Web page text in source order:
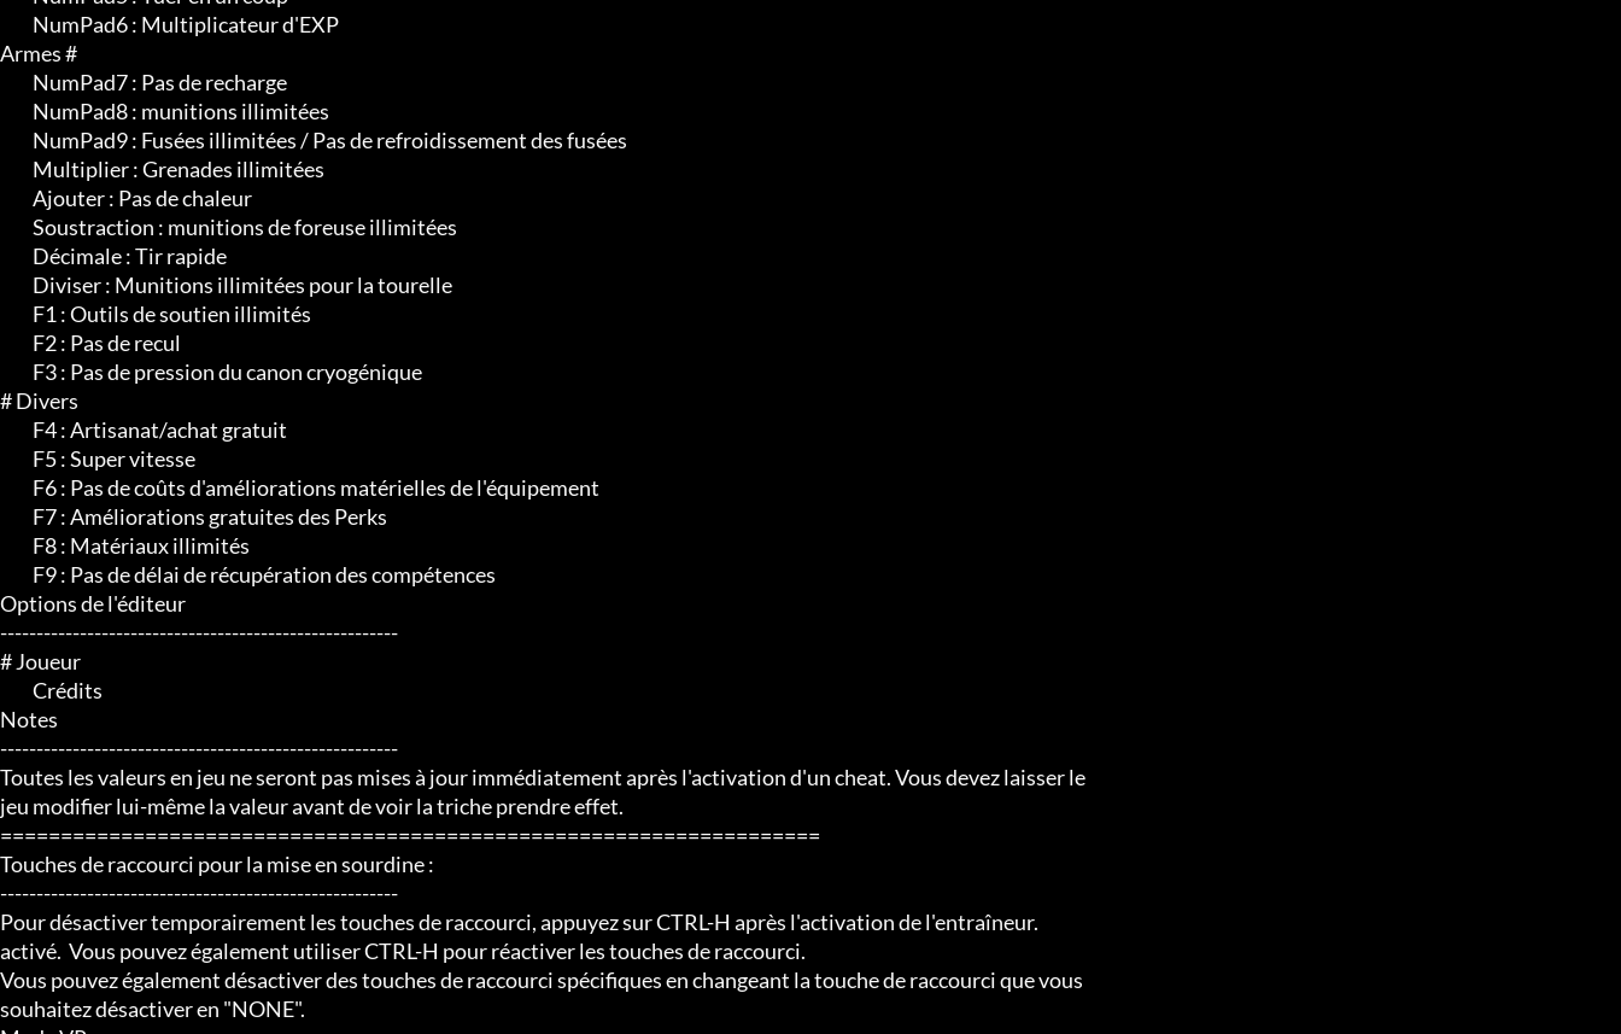
Armes #
# Divers
Options de l'éditeur
-------------------------------------------------------
# Joueur
Notes
-------------------------------------------------------
Toutes les valeurs en jeu ne seront pas mises à jour immédiatement après l'activation d'un cheat. Vous devez laisser le
jeu modifier lui-même la valeur avant de voir la triche prendre effet.
====================================================================
Touches de raccourci pour la mise en sourdine :
-------------------------------------------------------
Pour désactiver temporairement les touches de raccourci, appuyez sur CTRL-H après l'activation de l'entraîneur.
activé.  Vous pouvez également utiliser CTRL-H pour réactiver les touches de raccourci.
Vous pouvez également désactiver des touches de raccourci spécifiques en changeant la touche de raccourci que vous
souhaitez désactiver en "NONE".